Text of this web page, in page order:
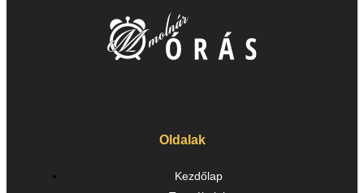
Oldalak
Kezdőlap